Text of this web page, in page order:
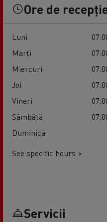
Ore de
Luni
Marți
Miercuri
Joi
Vineri
Sâmbătă
Duminică
See specific hours >
Servicii